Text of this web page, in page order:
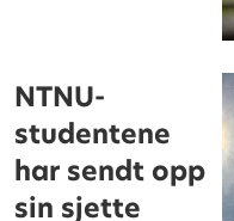
NTNU-
studentene
har sendt opp
sin sjette